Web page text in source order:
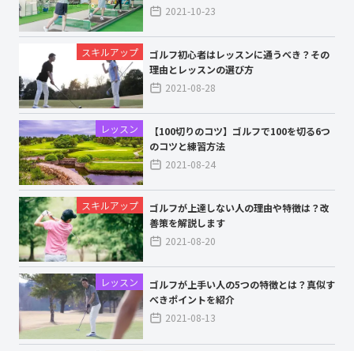
2021-10-23
スキルアップ
ゴルフ初心者はレッスンに通うべき？その
理由とレッスンの選び方
2021-08-28
レッスン
【100切りのコツ】ゴルフで100を切る6つ
のコツと練習方法
2021-08-24
スキルアップ
ゴルフが上達しない人の理由や特徴は？改
善策を解説します
2021-08-20
レッスン
ゴルフが上手い人の5つの特徴とは？真似す
べきポイントを紹介
2021-08-13